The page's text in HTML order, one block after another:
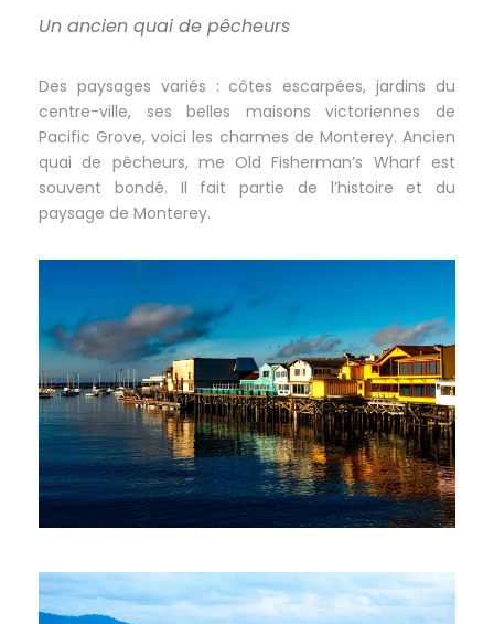
Un ancien quai de pêcheurs
Des paysages variés : côtes escarpées, jardins du
centre-ville, ses belles maisons victoriennes de
Pacific Grove, voici les charmes de Monterey. Ancien
quai de pêcheurs, me Old Fisherman’s Wharf est
souvent bondé. Il fait partie de l’histoire et du
paysage de Monterey.